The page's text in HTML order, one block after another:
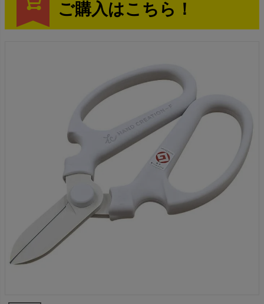
ご購入はこちら！